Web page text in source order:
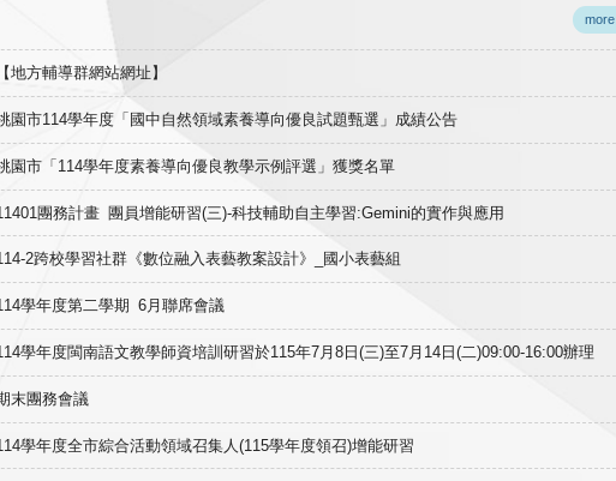
more
【地方輔導群網站網址】
園市114學年度「國中自然領域素養導向優良試題甄選」成績公告
園市「114學年度素養導向優良教學示例評選」獲獎名單
團務計畫 團員增能研習(三)-科技輔助自主學習:Gemini的實作與應用
2跨校學習社群《數位融入表藝教案設計》_國小表藝組
學年度第二學期 6月聯席會議
學年度閩南語文教學師資培訓研習於115年7月8日(三)至7月14日(二)09:00-16:00辦理
末團務會議
學年度全市綜合活動領域召集人(115學年度領召)增能研習